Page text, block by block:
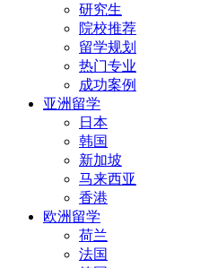
研究生
院校推荐
留学规划
热门专业
成功案例
亚洲留学
日本
韩国
新加坡
马来西亚
香港
欧洲留学
荷兰
法国